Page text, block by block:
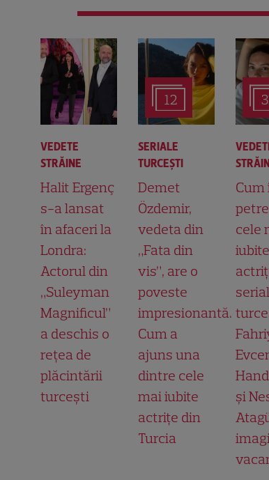
VEDETE
STRĂINE
Halit Ergenç
s-a lansat
în afaceri la
Londra:
Actorul din
„Suleyman
Magnificul”
a deschis o
rețea de
plăcintării
turcești
12
SERIALE
TURCEŞTI
Demet
Özdemir,
vedeta din
„Fata din
vis”, are o
poveste
impresionantă.
Cum a
ajuns una
dintre cele
mai iubite
actrițe din
Turcia
Cum
cele
iubite
și